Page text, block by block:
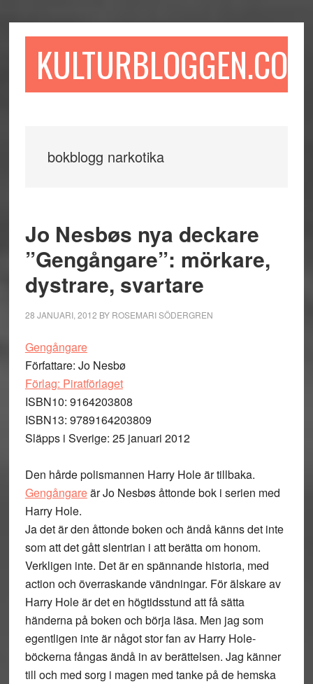
till
till
sidofältet
till
KULTURBLOGGEN.COM
bokblogg narkotika
Jo Nesbøs nya deckare
”Gengångare”: mörkare,
dystrare, svartare
28 JANUARI, 2012 BY ROSEMARI SÖDERGREN
Gengångare
Författare: Jo Nesbø
Förlag: Piratförlaget
ISBN10: 9164203808
ISBN13: 9789164203809
Släpps i Sverige: 25 januari 2012
Den hårde polismannen Harry Hole är tillbaka.
Gengångareär Jo Nesbøs åttonde bok i serien med
Harry Hole.
Ja det är den åttonde boken och ändå känns det inte
som att det gått slentrian i att berätta om honom.
Verkligen inte. Det är en spännande historia, med
action och överraskande vändningar. För älskare av
Harry Hole är det en högtidsstund att få sätta
händerna på boken och börja läsa. Men jag som
egentligen inte är något stor fan av Harry Hole-
böckerna fångas ändå in av berättelsen. Jag känner
till och med sorg i magen med tanke på de hemska